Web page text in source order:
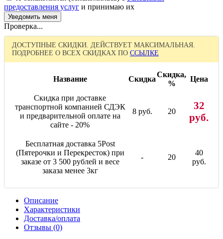
предоставления услуг и принимаю их
Проверка...
ДОСТУПНЫЕ СКИДКИ. ДЕЙСТВУЕТ МАКСИМАЛЬНАЯ.
ПОДРОБНЕЕ О ВСЕХ СКИДКАХ ПО ССЫЛКЕ
Название Скидка
Скидка,
%
Цена
Скидка при доставке
транспортной компанией СДЭК
и предварительной оплате на
сайте - 20%
8 руб. 20
32
руб.
Бесплатная доставка 5Post
(Пятерочки и Перекресток) при
заказе от 3 500 рублей и весе
заказа менее 3кг
- 20
40
руб.
Описание
Характеристики
Доставка/оплата
Отзывы (0)